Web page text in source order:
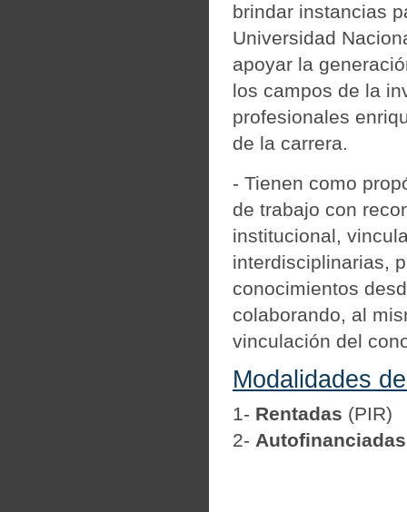
brindar instancias
Universidad
apoyar la
los campos de la
profesionales
de la carrera.
- Tienen como
de trabajo con
institucional,
interdisciplinarias,
conocimientos
colaborando, al
vinculación del
Modalidades
1- Rentadas (PIR)
2- Autofinanciadas